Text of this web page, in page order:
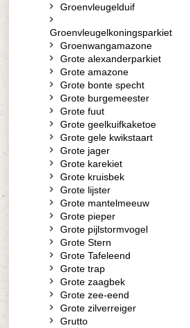
Groenvleugelduif
Groenvleugelkoningsparkiet
Groenwangamazone
Grote alexanderparkiet
Grote amazone
Grote bonte specht
Grote burgemeester
Grote fuut
Grote geelkuifkaketoe
Grote gele kwikstaart
Grote jager
Grote karekiet
Grote kruisbek
Grote lijster
Grote mantelmeeuw
Grote pieper
Grote pijlstormvogel
Grote Stern
Grote Tafeleend
Grote trap
Grote zaagbek
Grote zee-eend
Grote zilverreiger
Grutto